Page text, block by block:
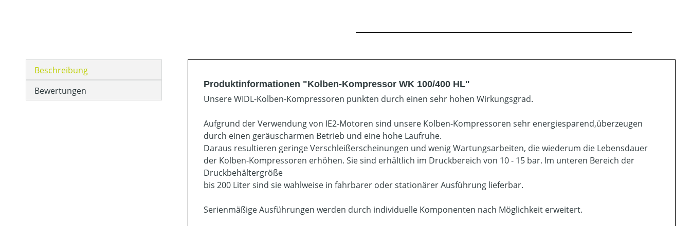
Beschreibung
Bewertungen
Produktinformationen "Kolben-Kompressor WK 100/400 HL"
Unsere WIDL-Kolben-Kompressoren punkten durch einen sehr hohen Wirkungsgrad.
Aufgrund der Verwendung von IE2-Motoren sind unsere Kolben-Kompressoren sehr energiesparend,überzeugen
durch einen geräuscharmen Betrieb und eine hohe Laufruhe.
Daraus resultieren geringe Verschleißerscheinungen und wenig Wartungsarbeiten, die wiederum die Lebensdauer
der Kolben-Kompressoren erhöhen. Sie sind erhältlich im Druckbereich von 10 - 15 bar. Im unteren Bereich der
Druckbehältergröße
bis 200 Liter sind sie wahlweise in fahrbarer oder stationärer Ausführung lieferbar.
Serienmäßige Ausführungen werden durch individuelle Komponenten nach Möglichkeit erweitert.